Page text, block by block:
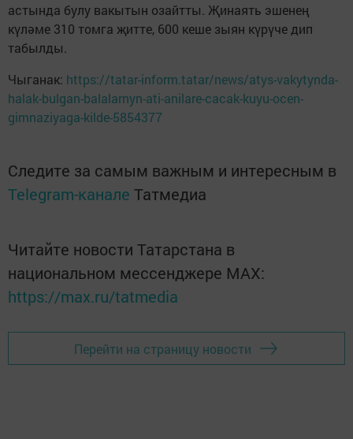
астында булу вакытын озайтты. Җинаять эшенең
күләме 310 томга җитте, 600 кеше зыян күрүче дип
табылды.
Чыганак: https://tatar-inform.tatar/news/atys-vakytynda-
halak-bulgan-balalarnyn-ati-anilare-cacak-kuyu-ocen-
gimnaziyaga-kilde-5854377
Следите за самым важным и интересным в
Telegram-канале Татмедиа
Читайте новости Татарстана в
национальном мессенджере MАХ:
https://max.ru/tatmedia
Перейти на страницу новости